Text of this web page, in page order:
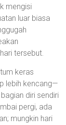
mengisi
luar biasa
tersebut.
keras
lebih kencang—
diri sendiri
pergi, ada
mungkin hari